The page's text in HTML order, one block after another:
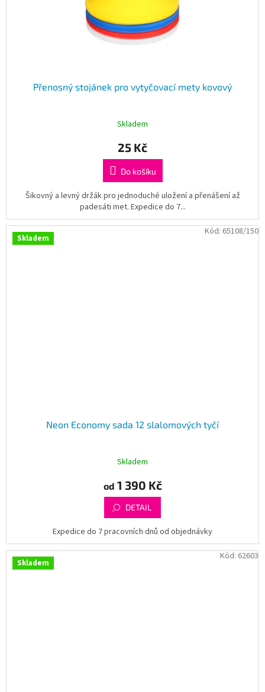
Přenosný stojánek pro vytyčovací mety kovový
Skladem
25 Kč
Do košíku
Šikovný a levný držák pro jednoduché uložení a přenášení až
padesáti met. Expedice do 7...
Skladem
Neon Economy sada 12 slalomových tyčí
Skladem
od 1 390 Kč
DETAIL
Expedice do 7 pracovních dnů od objednávky
Kód: 65108/150
Skladem
Kód: 62603